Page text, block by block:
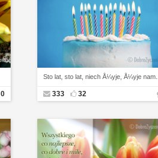
0
Sto lat, sto lat, niech Å¼yje, Å¼yje nam...
333 32